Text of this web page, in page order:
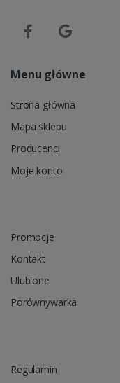
Menu główne
Strona główna
Mapa sklepu
Producenci
Moje konto
Promocje
Kontakt
Ulubione
Porównywarka
Regulamin